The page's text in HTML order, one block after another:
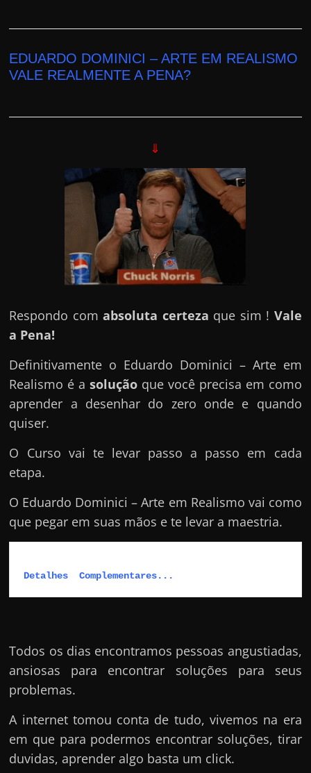
EDUARDO DOMINICI – ARTE EM REALISMO
VALE REALMENTE A PENA?
⇓
Respondo comabsoluta certeza que sim ! Vale
a Pena!
Definitivamente o Eduardo Dominici – Arte em
Realismo é asolução que você precisa em como
aprender a desenhar do zero onde e quando
quiser.
O Curso vai te levar passo a passo em cada
etapa.
O Eduardo Dominici – Arte em Realismo vai como
que pegar em suas mãos e te levar a maestria.
Detalhes  Complementares...
Todos os dias encontramos pessoas angustiadas,
ansiosas para encontrar soluções para seus
problemas.
A internet tomou conta de tudo, vivemos na era
em que para podermos encontrar soluções, tirar
duvidas, aprender algo basta um click.